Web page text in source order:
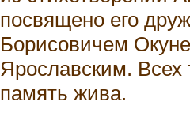
посвящено его
Борисовичем
Ярославским. Всех
память жива.